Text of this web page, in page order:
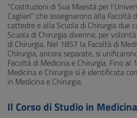
"Costituzioni di Sua Maestà per
Cagliari" che assegnarono alla Facoltà
cattedre e alla Scuola di Chirurgia due
Scuola di Chirurgia divenne, per
di Chirurgia. Nel 1857 la Facoltà di
Chirurgia, ancora separate, si
Facoltà di Medicina e Chirurgia. Fino al
Medicina e Chirurgia si è identificata
in Medicina e Chirurgia.
Il Corso di Studio in